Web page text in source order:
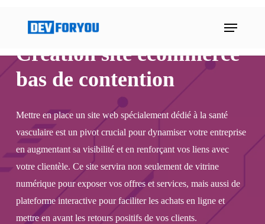
content
Menu
Creation site ecommerce
bas de contention
Mettre en place un site web spécialement dédié à la santé
vasculaire est un pivot crucial pour dynamiser votre entreprise
en augmentant sa visibilité et en renforçant vos liens avec
votre clientèle. Ce site servira non seulement de vitrine
numérique pour exposer vos offres et services, mais aussi de
plateforme interactive pour faciliter les achats en ligne et
mettre en avant les retours positifs de vos clients.